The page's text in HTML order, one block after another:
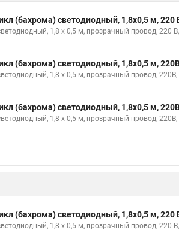
(бахрома) светодиодный, 1,8х0,5 м, 220
1,8 х 0,5 м, прозрачный провод,
(бахрома) светодиодный, 1,8х0,5 м,
1,8 х 0,5 м, прозрачный провод,
(бахрома) светодиодный, 1,8х0,5 м,
1,8 х 0,5 м, прозрачный провод,
(бахрома) светодиодный, 1,8х0,5 м, 220
1,8 х 0,5 м, прозрачный провод,